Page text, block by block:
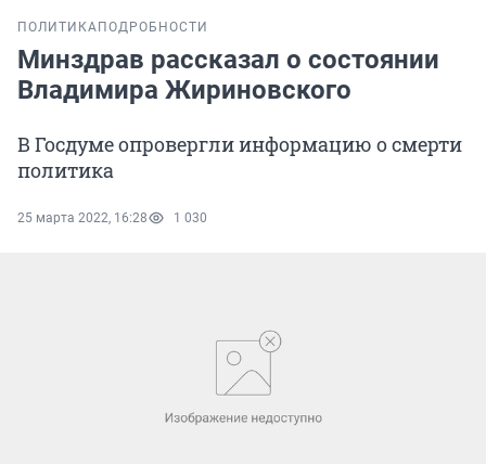
ПОЛИТИКА ПОДРОБНОСТИ
Минздрав рассказал о состоянии
Владимира Жириновского
В Госдуме опровергли информацию о смерти
политика
25 марта 2022, 16:28 1 030